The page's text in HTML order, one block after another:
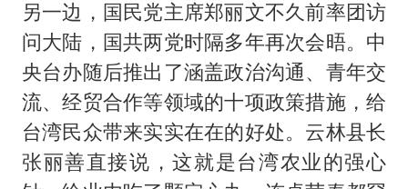
另一边，国民党主席郑丽文不久前率团访
问大陆，国共两党时隔多年再次会晤。中
央台办随后推出了涵盖政治沟通、青年交
流、经贸合作等领域的十项政策措施，给
台湾民众带来实实在在的好处。云林县长
张丽善直接说，这就是台湾农业的强心